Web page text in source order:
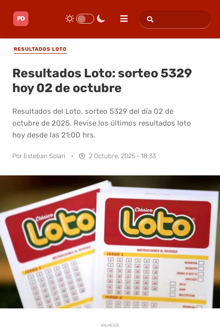
RESULTADOS LOTO
Resultados Loto: sorteo 5329
hoy 02 de octubre
Resultados del Loto, sorteo 5329 del día 02 de
octubre de 2025. Revise los últimos resultados loto
hoy desde las 21:00 hrs.
Por Esteban Solari · 2 Octubre, 2025 - 18:33
ANUNCIOS